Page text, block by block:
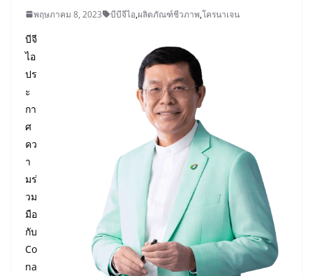
พฤษภาคม 8, 2023 บีบีจีไอ,ผลิตภัณฑ์ชีวภาพ,โครนาเจน
บีจี
ไอ
ปร
ะ
กา
ศ
คว
า
มร่
วม
มือ
กับ
Co
na